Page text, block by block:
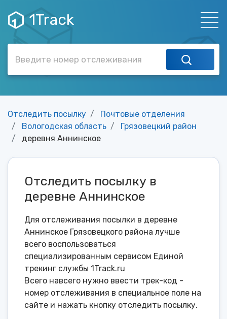
1Track
Отследить посылку
Почтовые отделения
Вологодская область
Грязовецкий район
деревня Аннинское
Отследить посылку в
деревне Аннинское
Для отслеживания посылки в деревне
Аннинское Грязовецкого района лучше
всего воспользоваться
специализированным сервисом Единой
трекинг службы 1Track.ru
Всего навсего нужно ввести трек-код -
номер отслеживания в специальное поле на
сайте и нажать кнопку отследить посылку.